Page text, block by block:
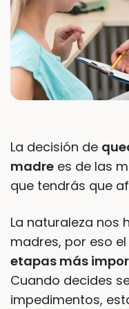
La decisión de
madre es de las
que tendrás que
La naturaleza nos
madres, por eso el
etapas más
Cuando decides
impedimentos,